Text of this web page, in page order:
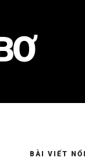
BÀI VIẾT